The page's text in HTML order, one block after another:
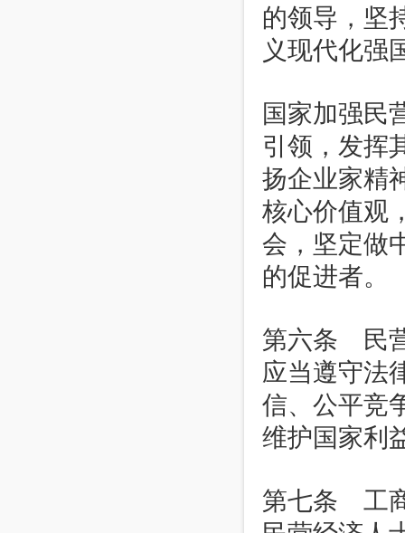
的领导，坚
义现代化强
国家加强民
引领，发挥
扬企业家精
核心价值观
会，坚定做
的促进者。
第六条 民
应当遵守法
信、公平竞
维护国家利
第七条 工